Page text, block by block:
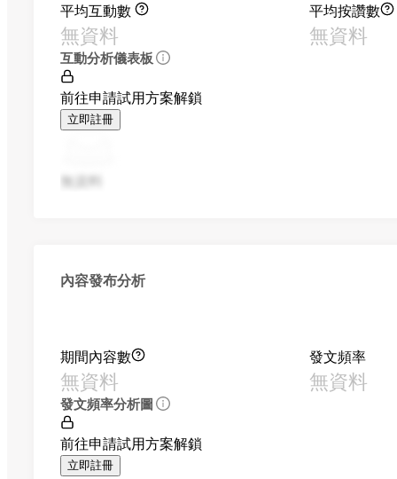
平均互動數
無資料
平均按讚數
無資料
互動分析儀表板
前往申請試用方案解鎖
立即註冊
無資料
內容發布分析
期間內容數
無資料
發文頻率
無資料
發文頻率分析圖
前往申請試用方案解鎖
立即註冊